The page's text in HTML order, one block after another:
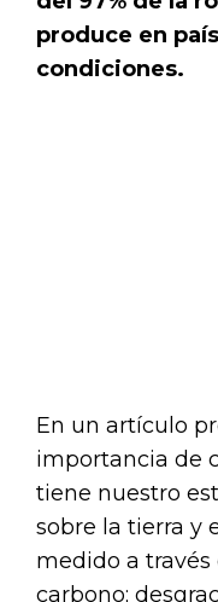
produce en
condiciones.
En un artículo
importancia de
tiene nuestro
sobre la tierra y
medido a
carbono;